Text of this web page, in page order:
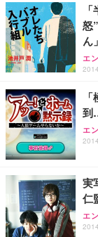
ワ
能
務
ワ
ョ
務
ッ
ス
【
フ
【
ー
【
グ
ネ
り
限
ア
ュ
怒
ん」
エ
到
エ
実
仁
エ